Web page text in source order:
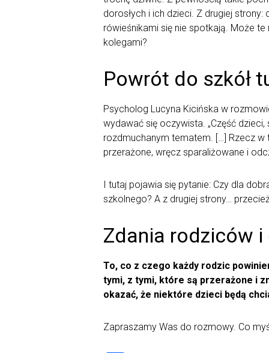
dorosłych i ich dzieci. Z drugiej
rówieśnikami się nie spotkają. Może
kolegami?
Powrót do szkół
Psycholog Lucyna Kicińska w
wydawać się oczywista. „Część
rozdmuchanym tematem. […] Rzecz w
przerażone, wręcz sparaliżowane i
I tutaj pojawia się pytanie: Czy dla
szkolnego? A z drugiej strony…
Zdania rodziców
To, co z czego każdy rodzic
tymi, z tymi, które są przerażone i
okazać, że niektóre dzieci będą
Zapraszamy Was do rozmowy. Co